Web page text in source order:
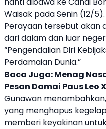
Waisak pada Senin (12/5).
Perayaan tersebut akan
dari dalam dan luar
“Pengendalian Diri
Perdamaian Dunia.”
Baca Juga:Menag
Pesan Damai Paus Leo
Gunawan
yang menghapus
memberi keyakinan